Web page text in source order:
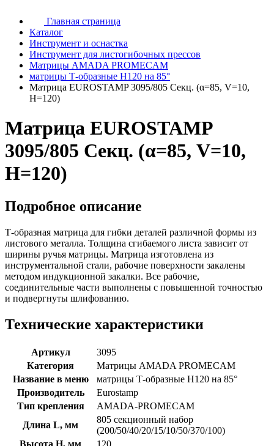
Главная страница
Каталог
Инструмент и оснастка
Инструмент для листогибочных прессов
Матрицы AMADA PROMECAM
матрицы Т-образные H120 на 85°
Матрица EUROSTAMP 3095/805 Секц. (α=85, V=10,
H=120)
Матрица EUROSTAMP
3095/805 Секц. (α=85, V=10,
H=120)
Подробное описание
Т-образная матрица для гибки деталей различной формы из
листового металла. Толщина сгибаемого листа зависит от
ширины ручья матрицы. Матрица изготовлена из
инструментальной стали, рабочие поверхности закалены
методом индукционной закалки. Все рабочие,
соединительные части выполнены с повышенной точностью
и подвергнуты шлифованию.
Технические характеристики
Артикул
3095
Категория
Матрицы AMADA PROMECAM
Название в меню
матрицы Т-образные H120 на 85°
Производитель
Eurostamp
Тип крепления
AMADA-PROMECAM
Длина L, мм
805 секционный набор
(200/50/40/20/15/10/50/370/100)
Высота H, мм
120